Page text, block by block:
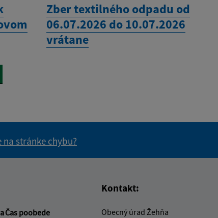
Zber textilného odpadu od
06.07.2026 do 10.07.2026
vrátane
na stránke chybu?
Čas poobede
Kontakt:
Obecný úrad Žehňa